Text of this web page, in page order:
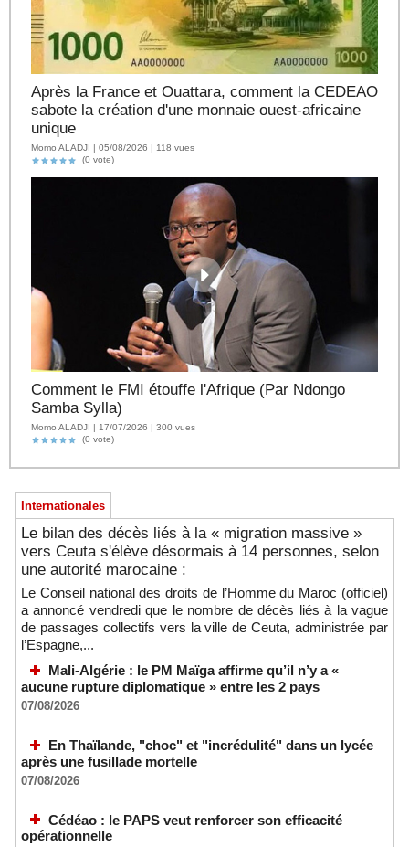
Après la France et Ouattara, comment la CEDEAO
sabote la création d'une monnaie ouest-africaine
unique
Momo ALADJI | 05/08/2026 | 118 vues
(0 vote)
Comment le FMI étouffe l'Afrique (Par Ndongo
Samba Sylla)
Momo ALADJI | 17/07/2026 | 300 vues
(0 vote)
Internationales
Le bilan des décès liés à la « migration massive »
vers Ceuta s'élève désormais à 14 personnes, selon
une autorité marocaine :
Le Conseil national des droits de l’Homme du Maroc (officiel)
a annoncé vendredi que le nombre de décès liés à la vague
de passages collectifs vers la ville de Ceuta, administrée par
l’Espagne,...
Mali-Algérie : le PM Maïga affirme qu’il n’y a «
aucune rupture diplomatique » entre les 2 pays
07/08/2026
En Thaïlande, "choc" et "incrédulité" dans un lycée
après une fusillade mortelle
07/08/2026
Cédéao : le PAPS veut renforcer son efficacité
opérationnelle